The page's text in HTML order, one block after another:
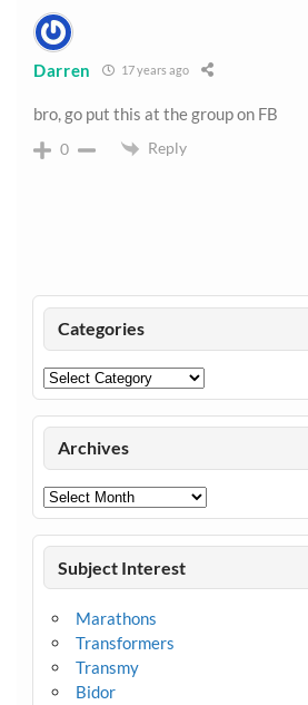
Darren 17 years ago
bro, go put this at the group on FB
0 Reply
Categories
Categories
Archives
Archives
Subject Interest
Marathons
Transformers
Transmy
Bidor